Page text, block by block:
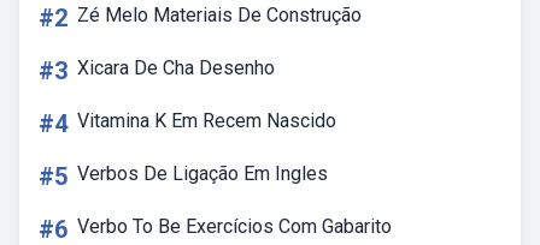
#2 Zé Melo Materiais De Construção
#3 Xicara De Cha Desenho
#4 Vitamina K Em Recem Nascido
#5 Verbos De Ligação Em Ingles
#6 Verbo To Be Exercícios Com Gabarito